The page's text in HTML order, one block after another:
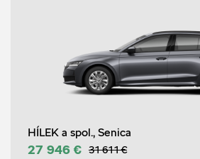
HÍLEK a spol., Senica
27 946 € 31 611 €